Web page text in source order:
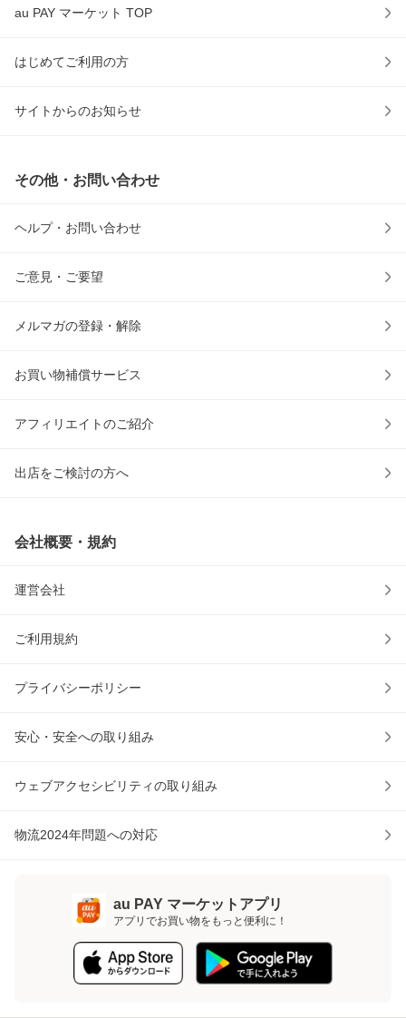
au PAY マーケット TOP
はじめてご利用の方
サイトからのお知らせ
その他・お問い合わせ
ヘルプ・お問い合わせ
ご意見・ご要望
メルマガの登録・解除
お買い物補償サービス
アフィリエイトのご紹介
出店をご検討の方へ
会社概要・規約
運営会社
ご利用規約
プライバシーポリシー
安心・安全への取り組み
ウェブアクセシビリティの取り組み
物流2024年問題への対応
au PAY マーケットアプリ
アプリでお買い物をもっと便利に！